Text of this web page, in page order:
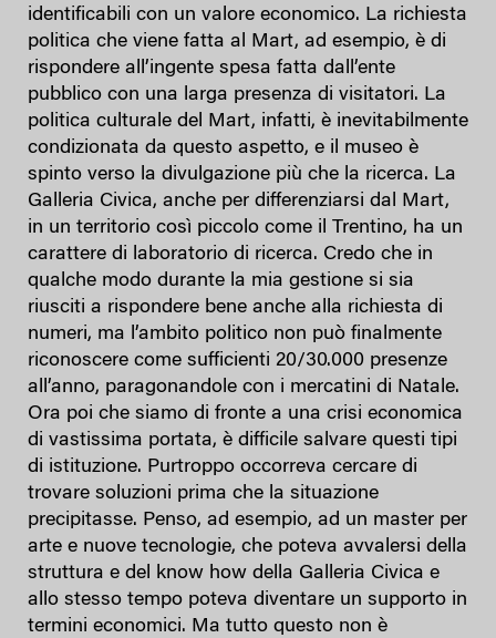
identificabili con un valore economico. La richiesta
politica che viene fatta al Mart, ad esempio, è di
rispondere all’ingente spesa fatta dall’ente
pubblico con una larga presenza di visitatori. La
politica culturale del Mart, infatti, è inevitabilmente
condizionata da questo aspetto, e il museo è
spinto verso la divulgazione più che la ricerca. La
Galleria Civica, anche per differenziarsi dal Mart,
in un territorio così piccolo come il Trentino, ha un
carattere di laboratorio di ricerca. Credo che in
qualche modo durante la mia gestione si sia
riusciti a rispondere bene anche alla richiesta di
numeri, ma l’ambito politico non può finalmente
riconoscere come sufficienti 20/30.000 presenze
all’anno, paragonandole con i mercatini di Natale.
Ora poi che siamo di fronte a una crisi economica
di vastissima portata, è difficile salvare questi tipi
di istituzione. Purtroppo occorreva cercare di
trovare soluzioni prima che la situazione
precipitasse. Penso, ad esempio, ad un master per
arte e nuove tecnologie, che poteva avvalersi della
struttura e del know how della Galleria Civica e
allo stesso tempo poteva diventare un supporto in
termini economici. Ma tutto questo non è